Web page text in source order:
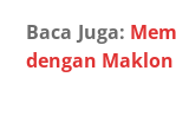
Baca Juga:
dengan